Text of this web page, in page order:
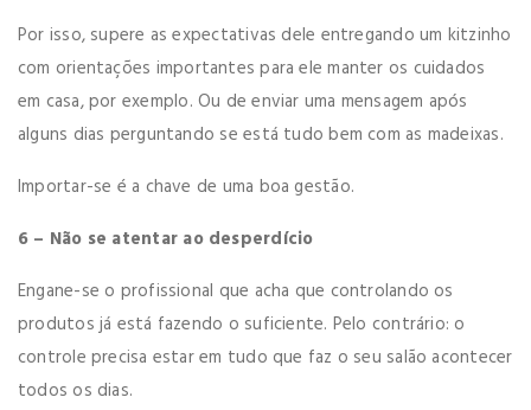
Por isso, supere as expectativas dele entregando um kitzinho
com orientações importantes para ele manter os cuidados
em casa, por exemplo. Ou de enviar uma mensagem após
alguns dias perguntando se está tudo bem com as madeixas.
Importar-se é a chave de uma boa gestão.
6 – Não se atentar ao desperdício
Engane-se o profissional que acha que controlando os
produtos já está fazendo o suficiente. Pelo contrário: o
controle precisa estar em tudo que faz o seu salão acontecer
todos os dias.